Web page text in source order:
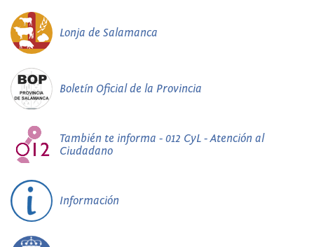
Lonja de Salamanca
Boletín Oficial de la Provincia
También te informa - 012 CyL - Atención al
Ciudadano
Información